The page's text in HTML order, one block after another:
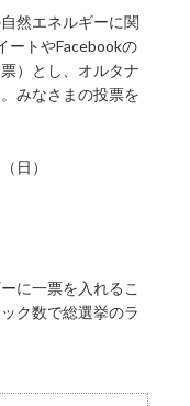
然エネルギーに関
ートやFacebookの
）とし、オルタナ
みなさまの投票を
日）
に一票を入れるこ
ク数で総選挙のラ